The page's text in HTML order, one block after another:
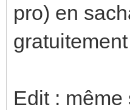
pro) en
Edit :